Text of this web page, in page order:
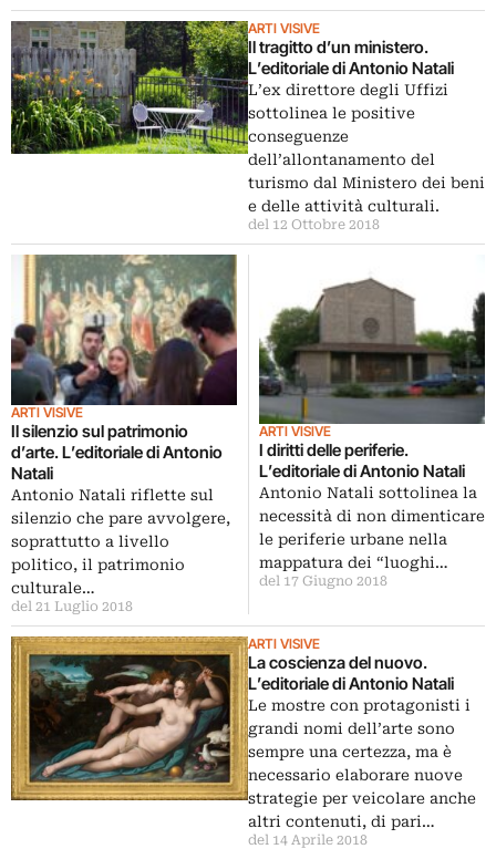
ARTI VISIVE
Il tragitto d’un ministero.
L’editoriale di Antonio Natali
L’ex direttore degli Uffizi
sottolinea le positive
conseguenze
dell’allontanamento del
turismo dal Ministero dei beni
e delle attività culturali.
del 12 Ottobre 2018
ARTI VISIVE
Il silenzio sul patrimonio
d’arte. L’editoriale di Antonio
Natali
Antonio Natali riflette sul
silenzio che pare avvolgere,
soprattutto a livello
politico, il patrimonio
culturale…
del 21 Luglio 2018
ARTI VISIVE
I diritti delle periferie.
L’editoriale di Antonio Natali
Antonio Natali sottolinea la
necessità di non dimenticare
le periferie urbane nella
mappatura dei “luoghi…
del 17 Giugno 2018
ARTI VISIVE
La coscienza del nuovo.
L’editoriale di Antonio Natali
Le mostre con protagonisti i
grandi nomi dell’arte sono
sempre una certezza, ma è
necessario elaborare nuove
strategie per veicolare anche
altri contenuti, di pari…
del 14 Aprile 2018